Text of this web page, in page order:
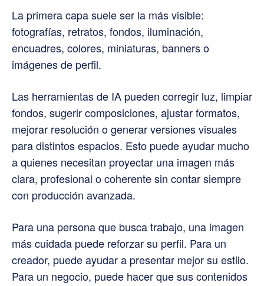
La primera capa suele ser la más visible:
fotografías, retratos, fondos, iluminación,
encuadres, colores, miniaturas, banners o
imágenes de perfil.
Las herramientas de IA pueden corregir luz, limpiar
fondos, sugerir composiciones, ajustar formatos,
mejorar resolución o generar versiones visuales
para distintos espacios. Esto puede ayudar mucho
a quienes necesitan proyectar una imagen más
clara, profesional o coherente sin contar siempre
con producción avanzada.
Para una persona que busca trabajo, una imagen
más cuidada puede reforzar su perfil. Para un
creador, puede ayudar a presentar mejor su estilo.
Para un negocio, puede hacer que sus contenidos